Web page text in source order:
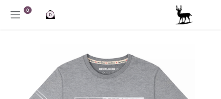
تخطي للذهاب إلى المحتوى
0
0